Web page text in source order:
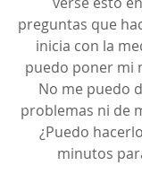
preguntas que
inicia con la
puedo poner mi
No me puedo
problemas ni de
¿Puedo
minutos